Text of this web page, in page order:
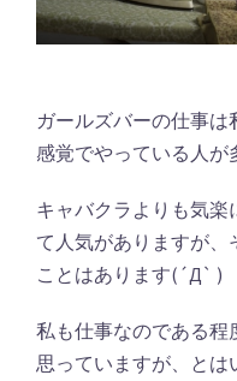
ガールズバーの仕事は
感覚でやっている人が
キャバクラよりも気楽
て人気がありますが、
ことはあります(´Д` )
私も仕事なのである程
思っていますが、と